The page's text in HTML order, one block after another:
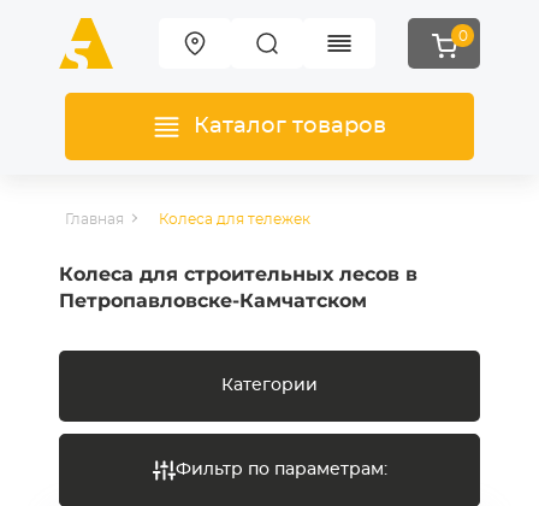
0
Каталог товаров
Главная Колеса для тележек
Колеса для строительных лесов в
Петропавловске-Камчатском
Категории
Фильтр по параметрам: